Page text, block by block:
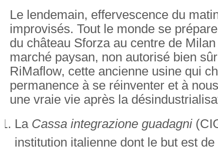
Le lendemain, effervescence du
improvisés. Tout le monde se
du château Sforza au centre de
marché paysan, non autorisé bien
RiMaflow, cette ancienne usine qui
permanence à se réinventer et à
une vraie vie après la
La Cassa integrazione guadagni
institution italienne dont le but est